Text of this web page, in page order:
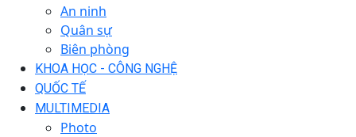
An ninh
Quân sự
Biên phòng
KHOA HỌC - CÔNG NGHỆ
QUỐC TẾ
MULTIMEDIA
Photo